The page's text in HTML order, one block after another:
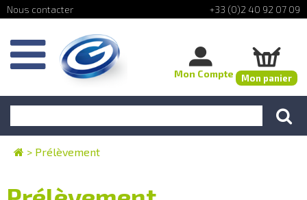
+33 (0)2 40 92 07 09
Mon Compte Mon panier
> Prélèvement